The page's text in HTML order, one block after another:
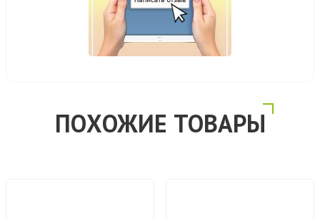
ПОХОЖИЕ ТОВАРЫ